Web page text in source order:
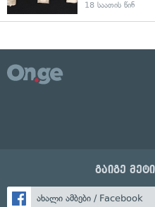
18 საათის წინ
გაიგე
ახალი ამბები / Facebook